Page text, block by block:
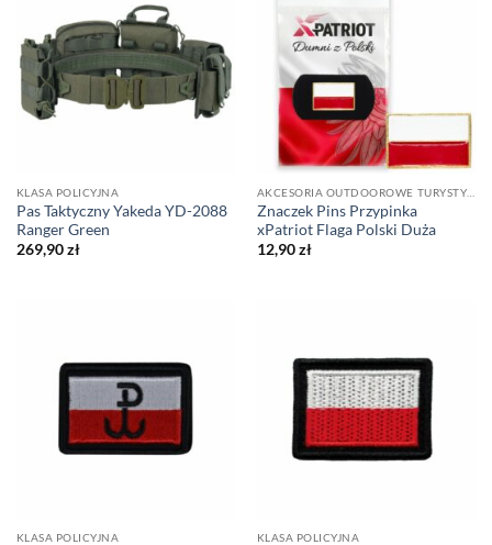
KLASA POLICYJNA
Pas Taktyczny Yakeda YD-2088
Ranger Green
269,90zł
Znaczek Pins Przypinka
xPatriot Flaga Polski Duża
12,90zł
KLASA POLICYJNA KLASA POLICYJNA